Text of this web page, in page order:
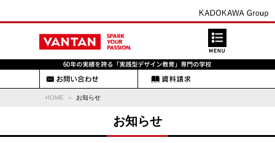
HOME お知らせ
お知らせ